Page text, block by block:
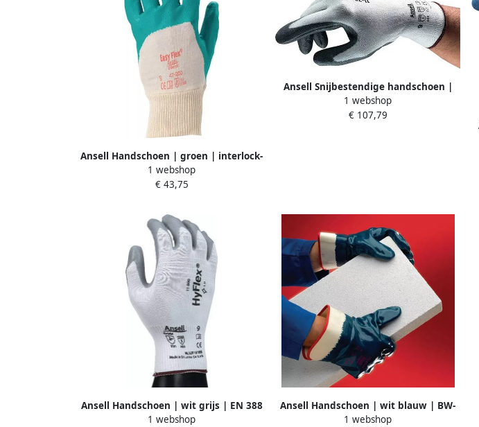
Ansell Handschoen | groen | interlock-
katoen m.nitril | EN 388 PSA-categorie
II | 12 paar 47-200-8
1 webshop
€ 43,75
Ansell Snijbestendige handschoen |
wit grijs | EN 388 PSA-categorie II |
drager m.Intercept-technisch garen
1 webshop
€ 107,79
Ansell Handschoen | wit grijs | EN 388
PSA-categorie II | nylon m.nitrilschuim
1 webshop
Ansell Handschoen | wit blauw | BW-
jersey met nitril | EN 388 PSA-categorie
1 webshop